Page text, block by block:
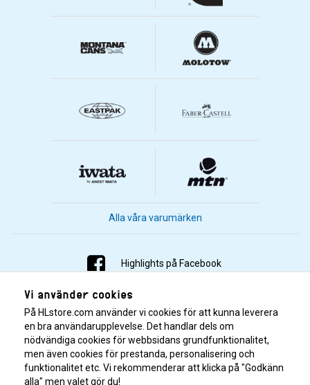
Alla våra varumärken
Highlights på Facebook
Highlights på Instagram
Highlights på Youtube
Highlights på Tiktok
Vi använder cookies
På HLstore.com använder vi cookies för att kunna leverera
en bra användarupplevelse. Det handlar dels om
nödvändiga cookies för webbsidans grundfunktionalitet,
men även cookies för prestanda, personalisering och
funktionalitet etc. Vi rekommenderar att klicka på "Godkänn
alla" men valet gör du!